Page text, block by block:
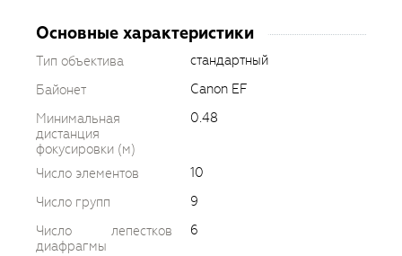
Основные характеристики
Тип объектива
стандартный
Байонет
Canon EF
Минимальная
дистанция
фокусировки (м)
0.48
Число элементов
10
Число групп
9
Число лепестков
диафрагмы
6